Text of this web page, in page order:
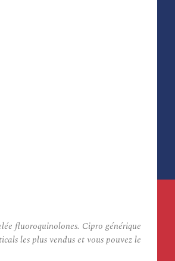
fluoroquinolones. Cipro générique
les plus vendus et vous pouvez le